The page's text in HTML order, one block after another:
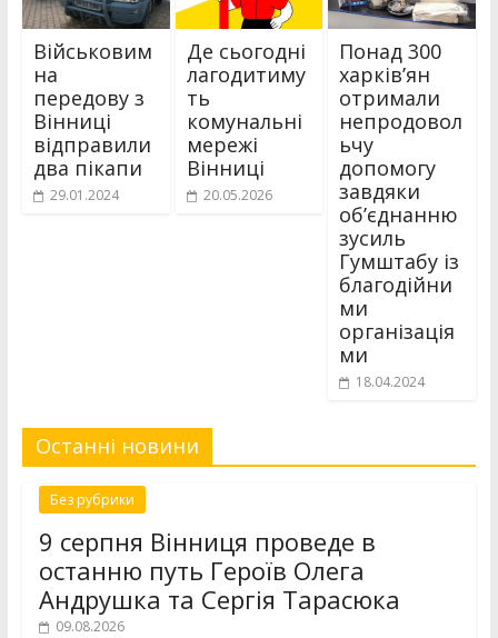
Військовим
на
передову з
Вінниці
відправили
два пікапи
29.01.2024
Де сьогодні
лагодитиму
ть
комунальні
мережі
Вінниці
20.05.2026
Понад 300
харківʼян
отримали
непродовол
ьчу
допомогу
завдяки
обʼєднанню
зусиль
Гумштабу із
благодійни
ми
організація
ми
18.04.2024
Останні новини
Без рубрики
9 серпня Вінниця проведе в
останню путь Героїв Олега
Андрушка та Сергія Тарасюка
09.08.2026